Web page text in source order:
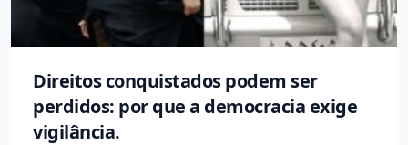
Direitos conquistados podem ser
perdidos: por que a democracia exige
vigilância.